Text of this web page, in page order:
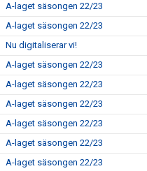
A-laget säsongen 22/23
A-laget säsongen 22/23
Nu digitaliserar vi!
A-laget säsongen 22/23
A-laget säsongen 22/23
A-laget säsongen 22/23
A-laget säsongen 22/23
A-laget säsongen 22/23
A-laget säsongen 22/23